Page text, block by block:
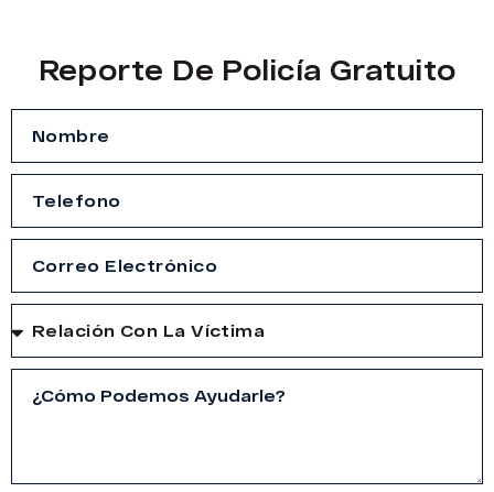
Reporte De Policía Gratuito